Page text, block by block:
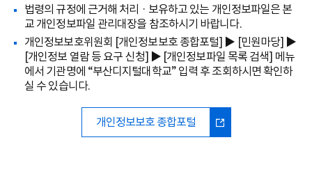
법령의 규정에 근거해 처리 · 보유하고 있는 개인정보파일은 본
교 개인정보파일 관리대장을 참조하시기 바랍니다.
개인정보보호위원회 [개인정보보호 종합포털] ▶ [민원마당] ▶
[개인정보 열람 등 요구 신청] ▶ [개인정보파일 목록 검색] 메뉴
에서 기관명에 “부산디지털대학교” 입력 후 조회하시면 확인하
실 수 있습니다.
개인정보보호 종합포털